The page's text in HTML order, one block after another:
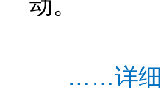
……详细